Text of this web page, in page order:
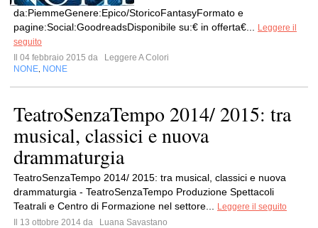
da:PiemmeGenere:Epico/StoricoFantasyFormato e
pagine:Social:GoodreadsDisponibile su:€ in offerta€...
Leggere il
seguito
Il 04 febbraio 2015 da
Leggere A Colori
NONE NONE
TeatroSenzaTempo 2014/ 2015: tra
musical, classici e nuova
drammaturgia
TeatroSenzaTempo 2014/ 2015: tra musical, classici e nuova
drammaturgia - TeatroSenzaTempo Produzione Spettacoli
Teatrali e Centro di Formazione nel settore...
Leggere il seguito
Il 13 ottobre 2014 da
Luana Savastano